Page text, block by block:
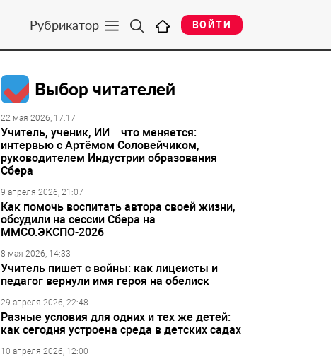
Рубрикатор ВОЙТИ
Выбор читателей
22 мая 2026, 17:17
Учитель, ученик, ИИ – что меняется:
интервью с Артёмом Соловейчиком,
руководителем Индустрии образования
Сбера
9 апреля 2026, 21:07
Как помочь воспитать автора своей жизни,
обсудили на сессии Сбера на
ММСО.ЭКСПО-2026
8 мая 2026, 14:33
Учитель пишет с войны: как лицеисты и
педагог вернули имя героя на обелиск
29 апреля 2026, 22:48
Разные условия для одних и тех же детей:
как сегодня устроена среда в детских садах
10 апреля 2026, 12:00